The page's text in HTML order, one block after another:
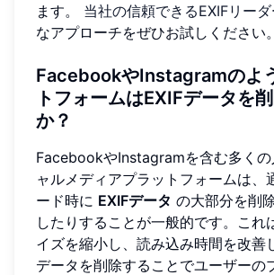
ます。 当社の信頼できるEXIFリーダ
なアプローチをぜひお試しください。
FacebookやInstagramのよ
トフォームはEXIFデータを
か？
FacebookやInstagramを含む多くの
ャルメディアプラットフォームは、
ード時に EXIFデータ の大部分を削
したりすることが一般的です。これ
イズを縮小し、読み込み時間を改善
データを削除することでユーザーの